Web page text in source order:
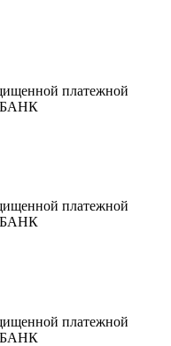
платежной
платежной
платежной